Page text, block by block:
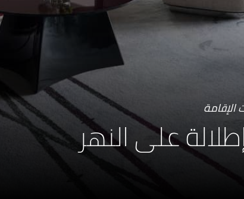
الإقامة
على النهر